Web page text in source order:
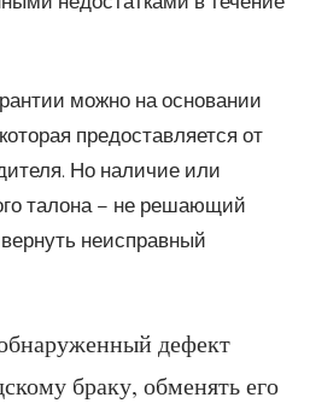
можно на основании
предоставляется от
Но наличие или
талона – не решающий
неисправный
дефект
браку, обменять его